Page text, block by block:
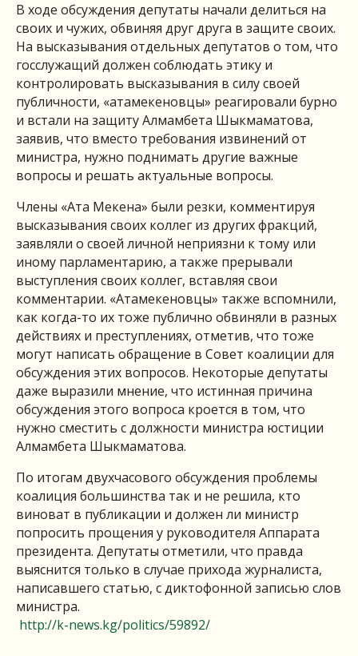
В ходе обсуждения депутаты начали делиться на
своих и чужих, обвиняя друг друга в защите своих.
На высказывания отдельных депутатов о том, что
госслужащий должен соблюдать этику и
контролировать высказывания в силу своей
публичности, «атамекеновцы» реагировали бурно
и встали на защиту Алмамбета Шыкмаматова,
заявив, что вместо требования извинений от
министра, нужно поднимать другие важные
вопросы и решать актуальные вопросы.
Члены «Ата Мекена» были резки, комментируя
высказывания своих коллег из других фракций,
заявляли о своей личной неприязни к тому или
иному парламентарию, а также прерывали
выступления своих коллег, вставляя свои
комментарии. «Атамекеновцы» также вспомнили,
как когда-то их тоже публично обвиняли в разных
действиях и преступлениях, отметив, что тоже
могут написать обращение в Совет коалиции для
обсуждения этих вопросов. Некоторые депутаты
даже выразили мнение, что истинная причина
обсуждения этого вопроса кроется в том, что
нужно сместить с должности министра юстиции
Алмамбета Шыкмаматова.
По итогам двухчасового обсуждения проблемы
коалиция большинства так и не решила, кто
виноват в публикации и должен ли министр
попросить прощения у руководителя Аппарата
президента. Депутаты отметили, что правда
выяснится только в случае прихода журналиста,
написавшего статью, с диктофонной записью слов
министра.
http://k-news.kg/politics/59892/